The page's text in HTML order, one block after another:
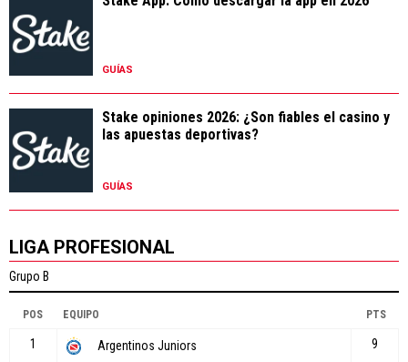
GUÍAS
Stake opiniones 2026: ¿Son fiables el casino y
las apuestas deportivas?
GUÍAS
LIGA PROFESIONAL